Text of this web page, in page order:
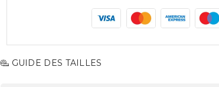
GUIDE DES TAILLES